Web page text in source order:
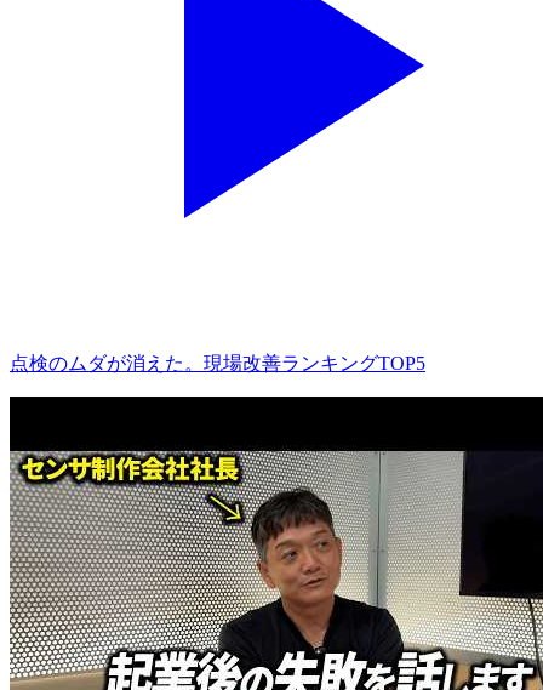
点検のムダが消えた。現場改善ランキングTOP5